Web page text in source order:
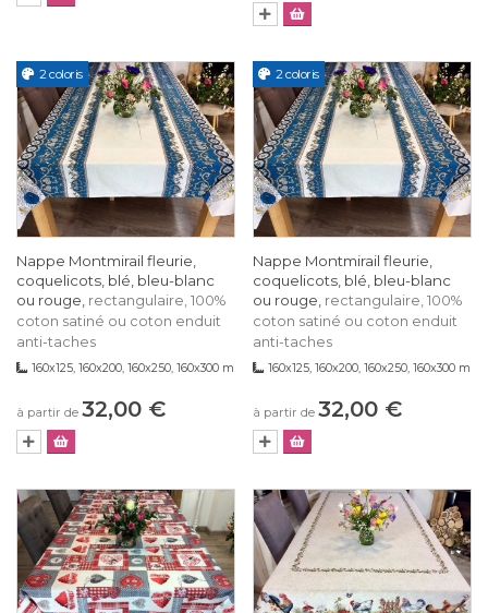
2 coloris
Nappe Montmirail fleurie,
coquelicots, blé, bleu-blanc
ou rouge, rectangulaire, 100%
coton satiné ou coton enduit
anti-taches
160x125, 160x200, 160x250, 160x300 m
à partir de 32,00 €
2 coloris
Nappe Montmirail fleurie,
coquelicots, blé, bleu-blanc
ou rouge, rectangulaire, 100%
coton satiné ou coton enduit
anti-taches
160x125, 160x200, 160x250, 160x300 m
à partir de 32,00 €